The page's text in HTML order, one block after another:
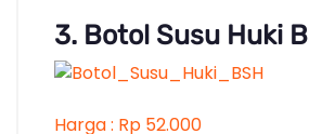
3. Botol Susu Huki
Harga : Rp 52.000